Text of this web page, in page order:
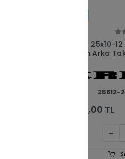
25x8-12 25x10-
Arka Takım
25812-
20.500,00 TL